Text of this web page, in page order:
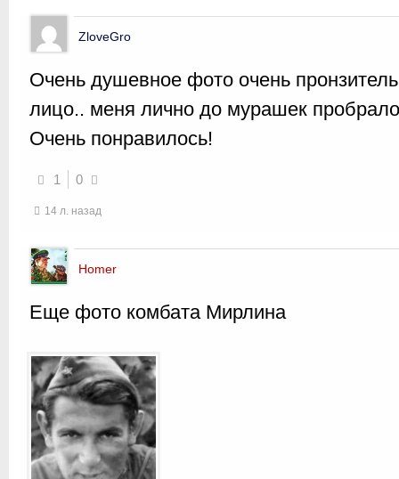
ZloveGro
Очень душевное фото очень
лицо.. меня лично до мурашек
Очень понравилось!
1 0
14 л. назад
Homer
Еще фото комбата Мирлина